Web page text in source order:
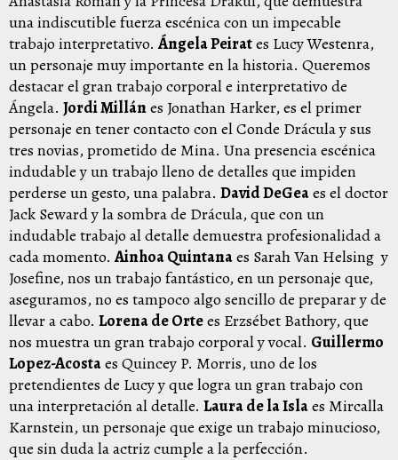
una indiscutible fuerza escénica con un impecable
trabajo interpretativo.Ángela Peirates Lucy Westenra,
un personaje muy importante en la historia. Queremos
destacar el gran trabajo corporal e interpretativo de
Ángela. Jordi Millánes Jonathan Harker, es el primer
personaje en tener contacto con el Conde Drácula y sus
tres novias, prometido de Mina. Una presencia escénica
indudable y un trabajo lleno de detalles que impiden
perderse un gesto, una palabra. David DeGeaes el doctor
Jack Seward y la sombra de Drácula, que con un
indudable trabajo al detalle demuestra profesionalidad a
cada momento.Ainhoa Quintanaes Sarah Van Helsing y
Josefine, nos un trabajo fantástico, en un personaje que,
aseguramos, no es tampoco algo sencillo de preparar y de
llevar a cabo. Lorena de Ortees Erzsébet Bathory, que
nos muestra un gran trabajo corporal y vocal. Guillermo
Lopez-Acostaes Quincey P. Morris, uno de los
pretendientes de Lucy y que logra un gran trabajo con
una interpretación al detalle. Laura de la Islaes Mircalla
Karnstein, un personaje que exige un trabajo minucioso,
que sin duda la actriz cumple a la perfección.